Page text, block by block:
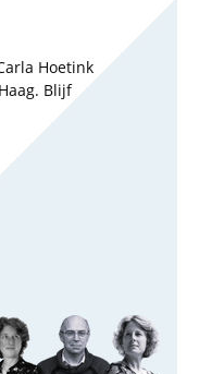
Hoetink
Blijf